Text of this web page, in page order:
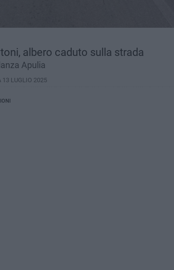
albero caduto sulla strada
Apulia
13 LUGLIO 2025